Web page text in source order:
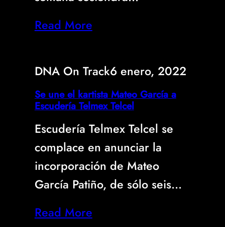
Read More
DNA On Track6 enero, 2022
Se une el kartista Mateo García a
Escudería Telmex Telcel
Escudería Telmex Telcel se
complace en anunciar la
incorporación de Mateo
García Patiño, de sólo seis…
Read More